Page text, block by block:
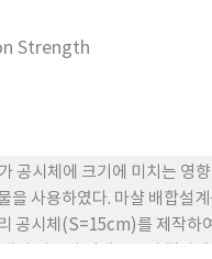
Strength
공시체에 크기에 미치는 영
사용하였다. 마샬 배합설
공시체(S=15cm)를 제작하